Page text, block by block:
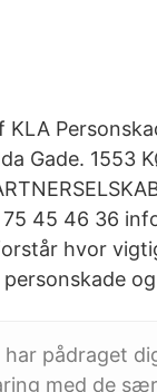
Gade. 1553
75 45 46 36
hvor
pådraget
med de